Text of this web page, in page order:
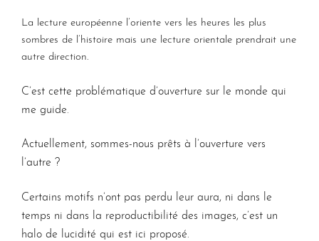
La lecture européenne l’oriente vers les heures les plus
sombres de l’histoire mais une lecture orientale prendrait une
autre direction.
C’est cette problématique d’ouverture sur le monde qui
me guide.
Actuellement, sommes-nous prêts à l’ouverture vers
l’autre ?
Certains motifs n’ont pas perdu leur aura, ni dans le
temps ni dans la reproductibilité des images, c’est un
halo de lucidité qui est ici proposé.